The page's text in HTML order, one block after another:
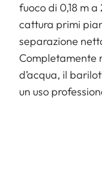
fuoco di 0,18 m
cattura primi
separazione
Completamente
d’acqua, il
un uso